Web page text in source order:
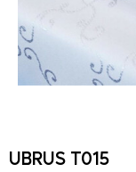
UBRUS T015